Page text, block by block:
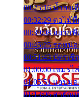
00:25:16 น้ำลง
00:32:29 ตอไม้
00:39:08 อยาก
00:45:25 รอหน่
00:51:43 บัตรเ
01:00:00 เขมร
01:05:51 แอบม
01:13:06 สายัณ